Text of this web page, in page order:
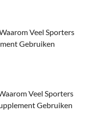
Veel Sporters
Gebruiken
Veel Sporters
Gebruiken